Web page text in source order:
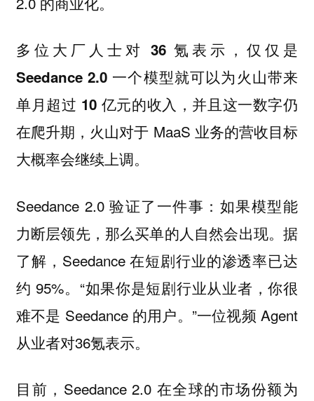
多位大厂人士对 36 氪表示，仅仅是
Seedance 2.0 一个模型就可以为火山带来
单月超过 10 亿元的收入，并且这一数字仍
在爬升期 ，火山对于 MaaS 业务的营收目标
大概率会继续上调。
Seedance 2.0 验证了一件事：如果模型能
力断层领先，那么买单的人自然会出现。据
了解，Seedance 在短剧行业的渗透率已达
约 95%。“如果你是短剧行业从业者，你很
难不是 Seedance 的用户。”一位视频 Agent
从业者对36氪表示。
目前，Seedance 2.0 在全球的市场份额为